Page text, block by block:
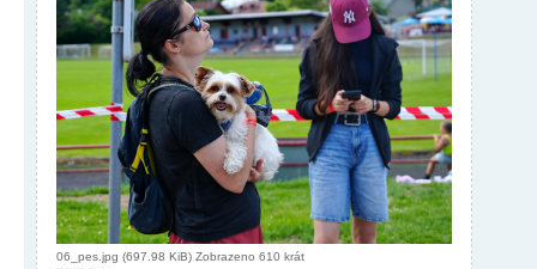
06_pes.jpg (697.98 KiB) Zobrazeno 610 krát